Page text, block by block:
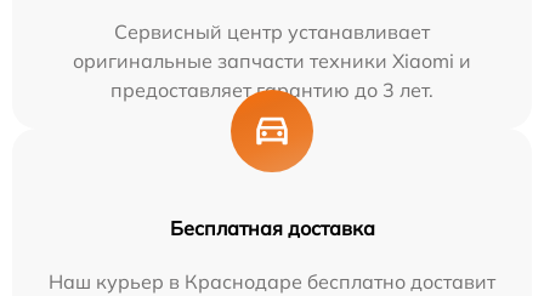
Сервисный центр устанавливает
оригинальные запчасти техники Xiaomi и
предоставляет гарантию до 3 лет.
Бесплатная доставка
Наш курьер в Краснодаре бесплатно доставит